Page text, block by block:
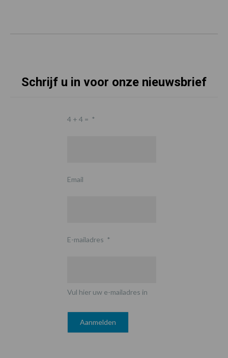
Schrijf u in voor onze nieuwsbrief
4 + 4 = *
Email
E-mailadres *
Vul hier uw e-mailadres in